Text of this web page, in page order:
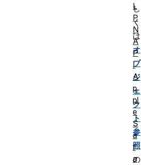
し
く
は
オ
ブ
ジ
ェ
ク
ト
参
照
の
L
P
N
A
P
I
A
p
pl
e
S
a
f
a